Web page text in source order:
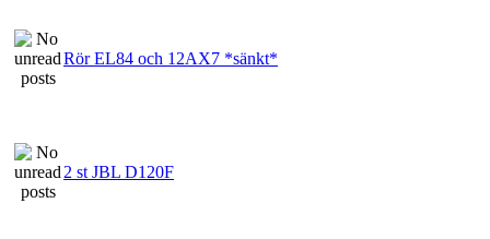
Rör EL84 och 12AX7 *sänkt*
2 st JBL D120F